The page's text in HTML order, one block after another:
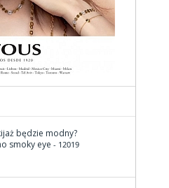
będzie modny?
smoky eye - 12019